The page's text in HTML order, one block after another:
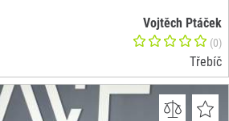
Vojtěch Ptáček
(0)
Třebíč